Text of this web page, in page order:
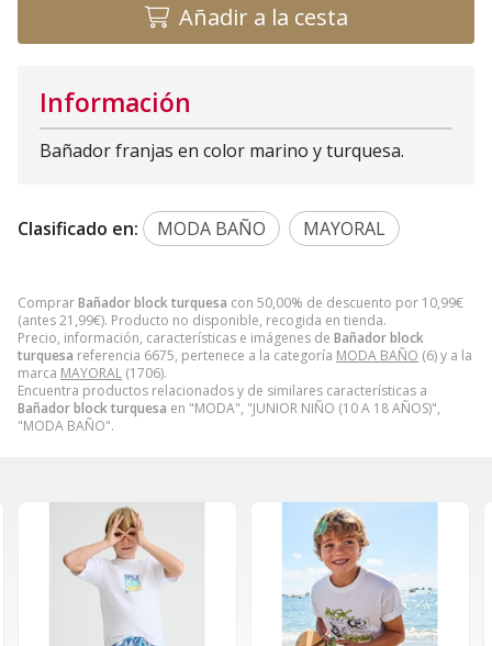
Añadir a la cesta
ComprarBañador block turquesa con 50,00% de descuento por 10,99€
(antes21,99€). Producto no disponible, recogida en tienda.
Precio, información, características e imágenes de Bañador block
turquesa referencia 6675, pertenece a la categoría MODA BAÑO (6) y a la
marca MAYORAL (1706).
Encuentra productos relacionados y de similares características a
Bañador block turquesa en "MODA", "JUNIOR NIÑO (10 A 18 AÑOS)",
"MODA BAÑO".
Información
Bañador franjas en color marino y turquesa.
Clasificado en: MODA BAÑO MAYORAL